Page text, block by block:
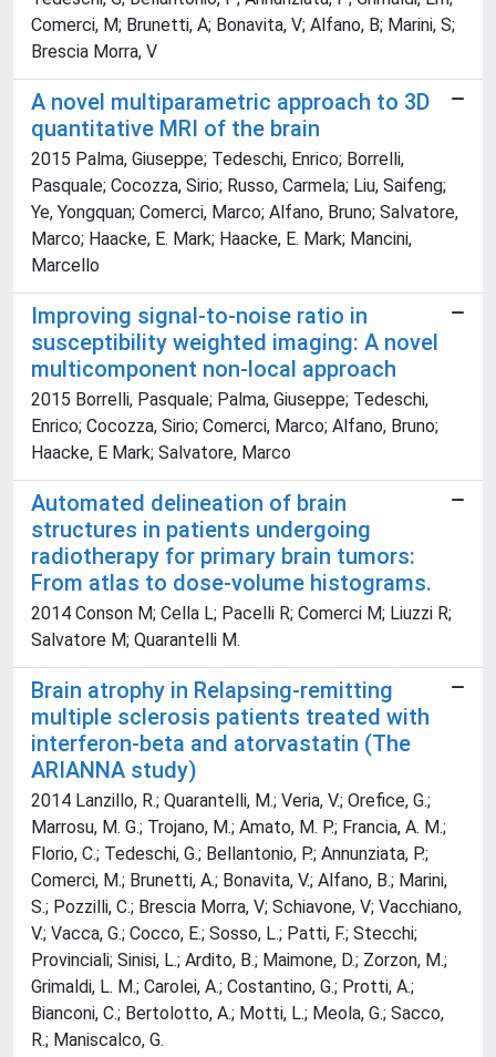
Comerci, M; Brunetti, A; Bonavita, V; Alfano, B; Marini, S;
Brescia Morra, V
A novel multiparametric approach to 3D
quantitative MRI of the brain
2015 Palma, Giuseppe; Tedeschi, Enrico; Borrelli,
Pasquale; Cocozza, Sirio; Russo, Carmela; Liu, Saifeng;
Ye, Yongquan; Comerci, Marco; Alfano, Bruno; Salvatore,
Marco; Haacke, E. Mark; Haacke, E. Mark; Mancini,
Marcello
Improving signal-to-noise ratio in
susceptibility weighted imaging: A novel
multicomponent non-local approach
2015 Borrelli, Pasquale; Palma, Giuseppe; Tedeschi,
Enrico; Cocozza, Sirio; Comerci, Marco; Alfano, Bruno;
Haacke, E Mark; Salvatore, Marco
Automated delineation of brain
structures in patients undergoing
radiotherapy for primary brain tumors:
From atlas to dose-volume histograms.
2014 Conson M; Cella L; Pacelli R; Comerci M; Liuzzi R;
Salvatore M; Quarantelli M.
Brain atrophy in Relapsing-remitting
multiple sclerosis patients treated with
interferon-beta and atorvastatin (The
ARIANNA study)
2014 Lanzillo, R.; Quarantelli, M.; Veria, V.; Orefice, G.;
Marrosu, M. G.; Trojano, M.; Amato, M. P.; Francia, A. M.;
Florio, C.; Tedeschi, G.; Bellantonio, P.; Annunziata, P.;
Comerci, M.; Brunetti, A.; Bonavita, V.; Alfano, B.; Marini,
S.; Pozzilli, C.; Brescia Morra, V; Schiavone, V; Vacchiano,
V.; Vacca, G.; Cocco, E.; Sosso, L.; Patti, F.; Stecchi;
Provinciali; Sinisi, L.; Ardito, B.; Maimone, D.; Zorzon, M.;
Grimaldi, L. M.; Carolei, A.; Costantino, G.; Protti, A.;
Bianconi, C.; Bertolotto, A.; Motti, L.; Meola, G.; Sacco,
R.; Maniscalco, G.